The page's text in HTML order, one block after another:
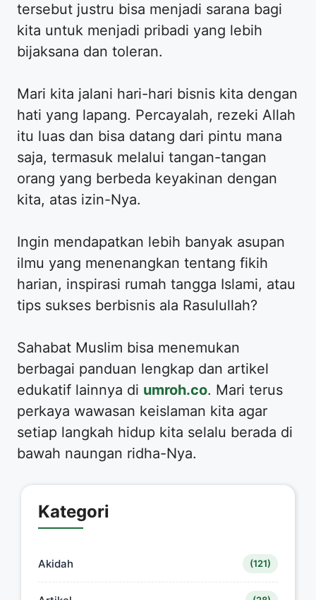
tersebut justru bisa menjadi sarana bagi
kita untuk menjadi pribadi yang lebih
bijaksana dan toleran.
​Mari kita jalani hari-hari bisnis kita dengan
hati yang lapang. Percayalah, rezeki Allah
itu luas dan bisa datang dari pintu mana
saja, termasuk melalui tangan-tangan
orang yang berbeda keyakinan dengan
kita, atas izin-Nya.
​Ingin mendapatkan lebih banyak asupan
ilmu yang menenangkan tentang fikih
harian, inspirasi rumah tangga Islami, atau
tips sukses berbisnis ala Rasulullah?
​Sahabat Muslim bisa menemukan
berbagai panduan lengkap dan artikel
edukatif lainnya di umroh.co. Mari terus
perkaya wawasan keislaman kita agar
setiap langkah hidup kita selalu berada di
bawah naungan ridha-Nya.
Kategori
Akidah (121)